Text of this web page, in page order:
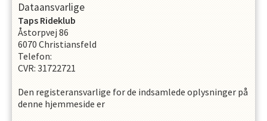
Dataansvarlige
Taps Rideklub
Åstorpvej 86
6070 Christiansfeld
Telefon:
CVR: 31722721
Den registeransvarlige for de indsamlede oplysninger på
denne hjemmeside er